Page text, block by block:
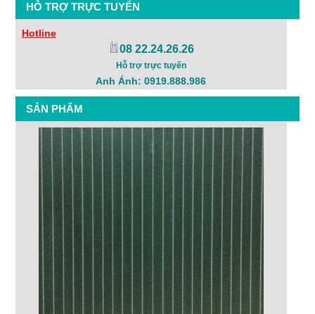
HỖ TRỢ TRỰC TUYẾN
Hotline
08 22.24.26.26
Hỗ trợ trực tuyến
Anh Ánh: 0919.888.986
SẢN PHẨM